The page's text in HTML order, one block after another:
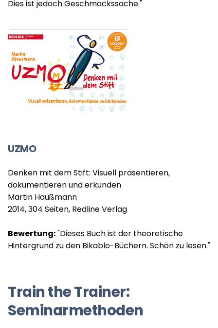
Dies ist jedoch Geschmackssache."
UZMO
Denken mit dem Stift: Visuell präsentieren,
dokumentieren und erkunden
Martin Haußmann
2014, 304 Seiten, Redline Verlag
Bewertung:"Dieses Buch ist der theoretische
Hintergrund zu den Bikablo-Büchern. Schön zu lesen."
Train the Trainer:
Seminarmethoden